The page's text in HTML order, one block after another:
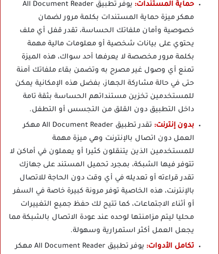
حماية المستندات:
يوفر تطبيق All Document Reader
مهكر ميزة حماية المستندات بكلمة مرور لضمان
خصوصية وأمان ملفاتك الحساسة، تقدر قفل أي ملف
يحتوي على بيانات شخصية أو معلومات مالية مهمة
بكلمة مرور مخصصة لا يعرفها أحد سواك، هذه الميزة
تمنع أي وصول غير مصرح به وتضمن بقاء ملفاتك آمنة
حتى في حالة مشاركة الجهاز، بفضل هذه الإمكانية يمكن
للمستخدمين تخزين مستنداتهم الحساسة بثقة تامة
داخل التطبيق دون القلق من التجسس أو التطفل.
بدون إنترنت:
تقدر تطبيق All Document Reader مهكر
العمل دون اتصال بالإنترنت وهي ميزة مهمة
للمستخدمين الذين يتنقلون كثيرا أو يعملون في أماكن لا
تتوفر فيها الشبكة، بمجرد تحميل المستند على جهازك
تقدر قراءته أو تعديله في أي وقت دون الحاجة للاتصال
بالإنترنت، هذه الخاصية توفر مرونة كبيرة خاصة في السفر
أو أثناء الاجتماعات، كما تتيح لك حفظ جميع التغييرات
محليا ليتم مزامنتها لوحده عند عودة الاتصال بالشبكة مما
يجعل العمل أكثر استمرارية وسهولة.
تكامل الأدوات:
يوفر تطبيق All Document Reader مهكر